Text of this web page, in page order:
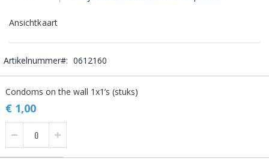
Ansichtkaart
Artikelnummer 0612160
productitems
Condoms on the wall 1x1’s (stuks)
€ 1,00